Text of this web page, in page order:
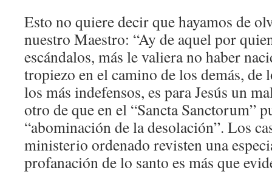
Esto no quiere decir que hayamos de
nuestro Maestro: “Ay de aquel por
escándalos, más le valiera no haber
tropiezo en el camino de los demás, de
los más indefensos, es para Jesús un
otro de que en el “Sancta Sanctorum”
“abominación de la desolación”. Los
ministerio ordenado revisten una
profanación de lo santo es más que